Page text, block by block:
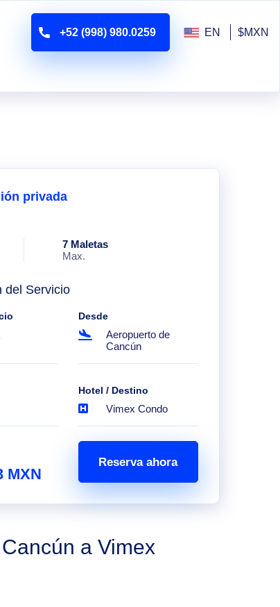
+52 (998) 980.0259 EN $MXN
privada
7 Maletas
Max.
del Servicio
Desde
Aeropuerto de
Cancún
Hotel / Destino
Vimex Condo
MXN
Reserva ahora
a Vimex